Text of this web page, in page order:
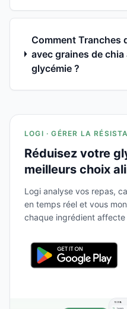
Comment Tranches
avec graines de
glycémie ?
LOGI · GÉRER LA
Réduisez votre
meilleurs choix
Logi analyse vos repas,
en temps réel et vous
chaque ingrédient